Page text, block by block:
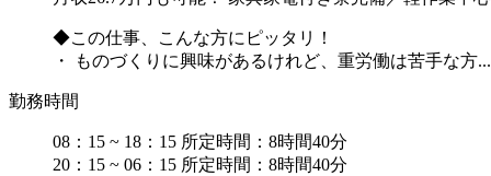
◆この仕事、こんな方にピッタリ！
・ ものづくりに興味があるけれど、重労働は苦手な方...
勤務時間
08：15 ~ 18：15 所定時間：8時間40分
20：15 ~ 06：15 所定時間：8時間40分